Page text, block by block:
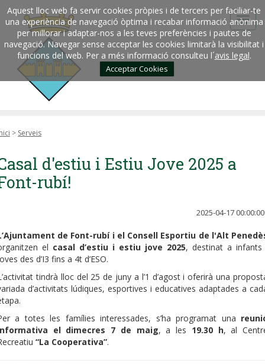
Aquest lloc web fa servir cookies pròpies i de tercers per faciliar-te
una experiència de navegació òptima i recabar informació anònima
per millorar i adaptar-nos a les teves preferències i pautes de
navegació. Navegar sense acceptar les cookies limitarà la visibilitat i
funcions del web. Per a més informació consulteu l´avis legal.
Acceptar Cookies
> Serveis
d'estiu i Estiu Jove 2025 a
rubí!
2025-04-17 00:00:00
de Font-rubí i el Consell Esportiu de l'Alt
el casal d’estiu i estiu jove 2025, destinat a infants
des d’I3 fins a 4t d’ESO.
tindrà lloc del 25 de juny a l’1 d’agost i oferirà una
d’activitats lúdiques, esportives i educatives adaptades a
a totes les famílies interessades, s’ha programat una
el dimecres 7 de maig, a les 19.30 h, al
“La Cooperativa”.